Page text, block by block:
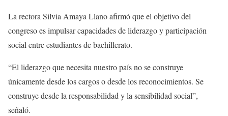
La rectora Silvia Amaya Llano afirmó que el objetivo del
congreso es impulsar capacidades de liderazgo y participación
social entre estudiantes de bachillerato.
“El liderazgo que necesita nuestro país no se construye
únicamente desde los cargos o desde los reconocimientos. Se
construye desde la responsabilidad y la sensibilidad social”,
señaló.